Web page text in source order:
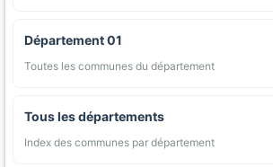
Département 01
Toutes les communes du département
Tous les départements
Index des communes par département